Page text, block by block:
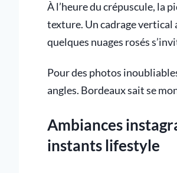
À l’heure du crépuscule, la
texture. Un cadrage vertical
quelques nuages rosés
Pour des photos
angles. Bordeaux sait se
Ambiances
instants lifestyle